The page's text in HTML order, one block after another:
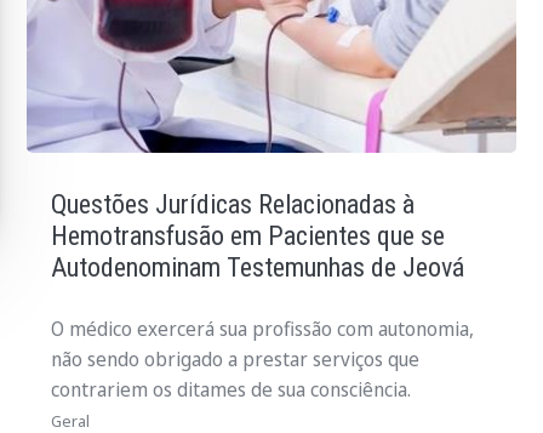
Questões Jurídicas Relacionadas à
Hemotransfusão em Pacientes que se
Autodenominam Testemunhas de Jeová
O médico exercerá sua profissão com autonomia,
não sendo obrigado a prestar serviços que
contrariem os ditames de sua consciência.
Geral